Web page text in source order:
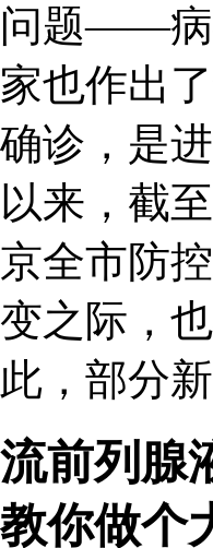
问题——病
家也作出
确诊，是
以来，截
京全市防
变之际，
此，部分
流前列腺
教你做个